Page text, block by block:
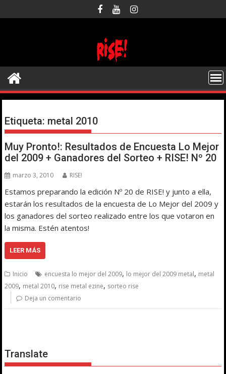
al
Etiqueta: metal 2010
Muy Pronto!: Resultados de Encuesta Lo Mejor
del 2009 + Ganadores del Sorteo + RISE! Nº 20
marzo 3, 2010 RISE!
Estamos preparando la edición Nº 20 de RISE! y junto a ella,
estarán los resultados de la encuesta de Lo Mejor del 2009 y
los ganadores del sorteo realizado entre los que votaron en
la misma. Estén atentos!
LEER MÁS
Inicio encuesta lo mejor del 2009, lo mejor del 2009 metal, metal
2009, metal 2010, rise metal ezine, sorteo rise
Deja un comentario
Translate